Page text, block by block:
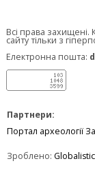
Всі права захищені.
сайту тільки з
Електронна пошта:
Партнери:
Портал археології
Зроблено: Globalistic